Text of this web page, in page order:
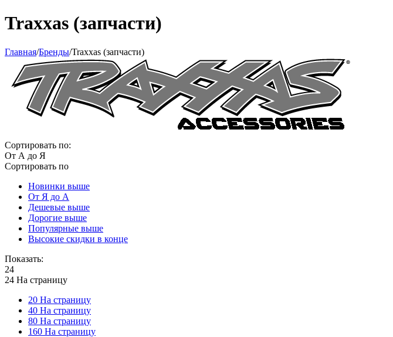
Traxxas (запчасти)
Главная/Бренды/Traxxas (запчасти)
Сортировать по:
От А до Я
Сортировать по
Новинки выше
От Я до А
Дешевые выше
Дорогие выше
Популярные выше
Высокие скидки в конце
Показать:
24
24 На страницу
20 На страницу
40 На страницу
80 На страницу
160 На страницу